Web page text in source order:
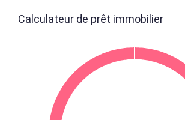
Calculateur de prêt immobilier